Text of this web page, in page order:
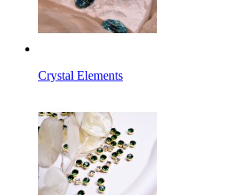
Crystal Elements